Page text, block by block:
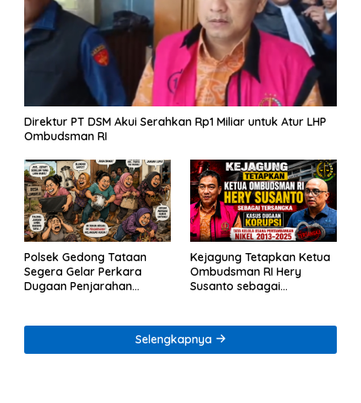
Direktur PT DSM Akui Serahkan Rp1 Miliar untuk Atur LHP
Ombudsman RI
Polsek Gedong Tataan
Segera Gelar Perkara
Dugaan Penjarahan
Kejagung Tetapkan Ketua
Ombudsman RI Hery
Susanto sebagai
Tambang Nikel
Selengkapnya